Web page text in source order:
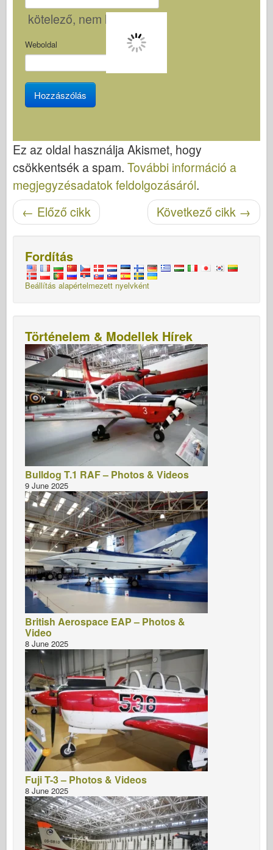
kötelező, nem lesz látható
Weboldal
Ez az oldal használja Akismet, hogy
csökkentsék a spam. További információ a
megjegyzésadatok feldolgozásáról.
Cikk navigáció Következő cikk →
← Előző cikk
Fordítás
Beállítás alapértelmezett nyelvként
Történelem & Modellek Hírek
Bulldog T.1 RAF – Photos & Videos
9 June 2025
British Aerospace EAP – Photos &
Video
8 June 2025
Fuji T-3 – Photos & Videos
8 June 2025